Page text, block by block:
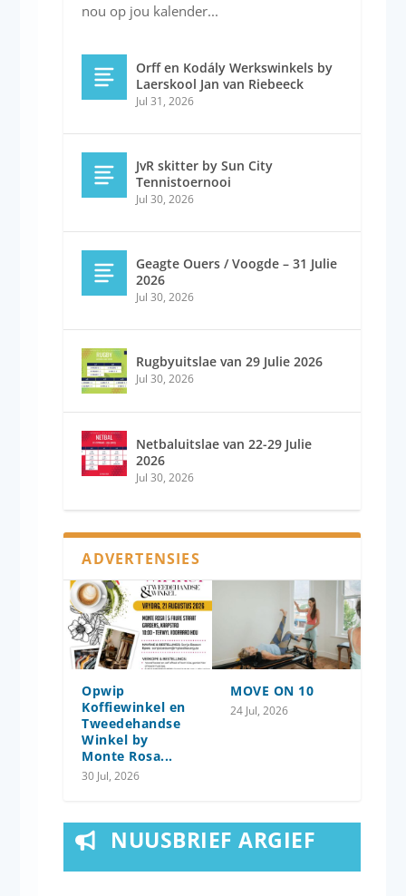
nou op jou kalender...
Orff en Kodály Werkswinkels by
Laerskool Jan van Riebeeck
Jul 31, 2026
JvR skitter by Sun City
Tennistoernooi
Jul 30, 2026
Geagte Ouers / Voogde – 31 Julie
2026
Jul 30, 2026
Rugbyuitslae van 29 Julie 2026
Jul 30, 2026
Netbaluitslae van 22-29 Julie
2026
Jul 30, 2026
ADVERTENSIES
Opwip
Koffiewinkel en
Tweedehandse
Winkel by
Monte Rosa...
30 Jul, 2026
MOVE ON 10
24 Jul, 2026
NUUSBRIEF ARGIEF